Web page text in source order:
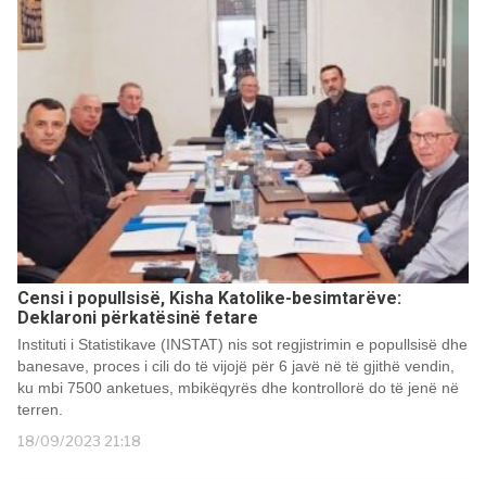
Censi i popullsisë, Kisha Katolike-besimtarëve:
Deklaroni përkatësinë fetare
Instituti i Statistikave (INSTAT) nis sot regjistrimin e popullsisë dhe
banesave, proces i cili do të vijojë për 6 javë në të gjithë vendin,
ku mbi 7500 anketues, mbikëqyrës dhe kontrollorë do të jenë në
terren.
18/09/2023 21:18